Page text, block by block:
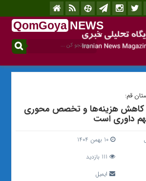
QomGoya NEWS
.ir
قم:
کاهش هزینه‌ها و تخصص محوری
داوری است
10 بهمن 1404
ایمیل